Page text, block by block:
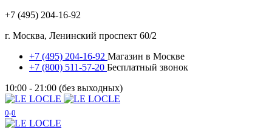
+7 (495) 204-16-92
г. Москва, Ленинский проспект 60/2
+7 (495) 204-16-92 Магазин в Москве
+7 (800) 511-57-20 Бесплатный звонок
10:00 - 21:00 (без выходных)
0 0